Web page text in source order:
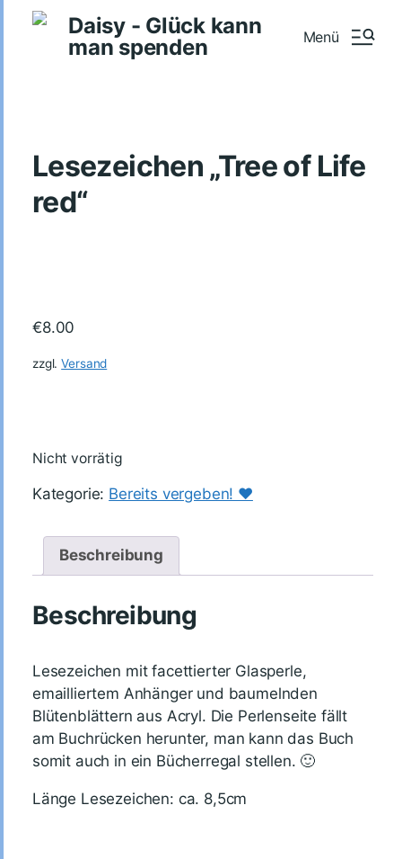
Daisy - Glück kann
man spenden
Menü
Lesezeichen „Tree of Life
red“
€8.00
zzgl.Versand
Nicht vorrätig
Kategorie: Bereits vergeben! ♥️
Beschreibung
Beschreibung
Lesezeichen mit facettierter Glasperle,
emailliertem Anhänger und baumelnden
Blütenblättern aus Acryl. Die Perlenseite fällt
am Buchrücken herunter, man kann das Buch
somit auch in ein Bücherregal stellen. 🙂
Länge Lesezeichen: ca. 8,5cm